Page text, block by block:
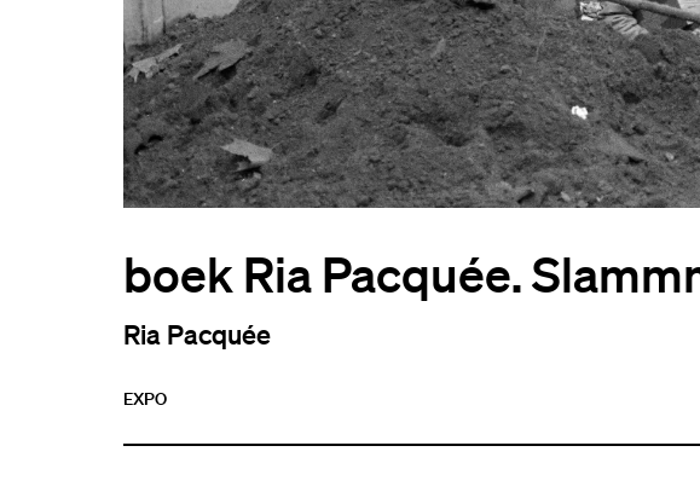
boek Ria Pacquée.
Ria Pacquée
EXPO